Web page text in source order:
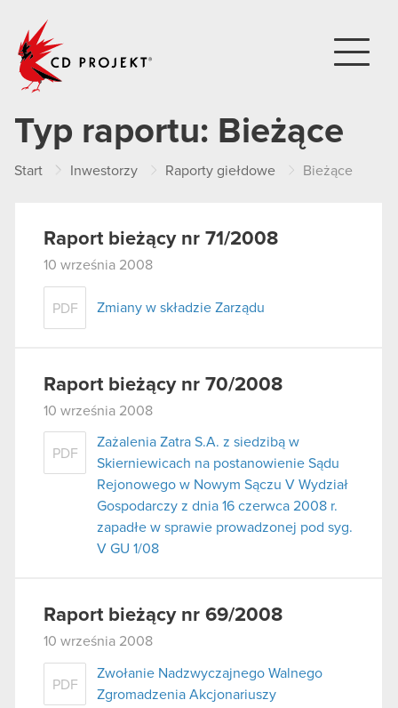
Typ raportu: Bieżące
Start Inwestorzy Raporty giełdowe Bieżące
Raport bieżący nr 71/2008
10 września 2008
PDF Zmiany w składzie Zarządu
Raport bieżący nr 70/2008
10 września 2008
PDF
Zażalenia Zatra S.A. z siedzibą w
Skierniewicach na postanowienie Sądu
Rejonowego w Nowym Sączu V Wydział
Gospodarczy z dnia 16 czerwca 2008 r.
zapadłe w sprawie prowadzonej pod syg.
V GU 1/08
Raport bieżący nr 69/2008
10 września 2008
PDF
Zwołanie Nadzwyczajnego Walnego
Zgromadzenia Akcjonariuszy